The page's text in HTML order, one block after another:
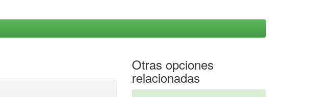
Otras opciones
relacionadas